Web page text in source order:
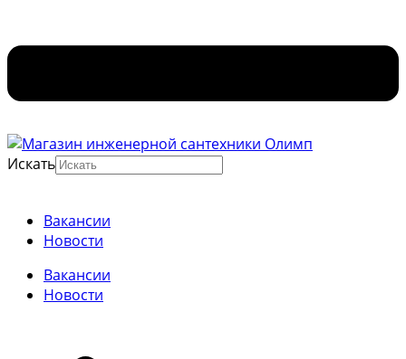
Искать
Вакансии
Новости
Вакансии
Новости